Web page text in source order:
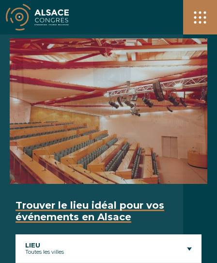
Alsace Congrès + de 40 salles pour vos événements à
Trouver le lieu idéal pour vos
événements en Alsace
LIEU
Toutes les villes